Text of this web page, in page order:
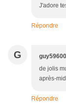
J'adore
Répondre
G guy59600
de jolis
après-
Répondre